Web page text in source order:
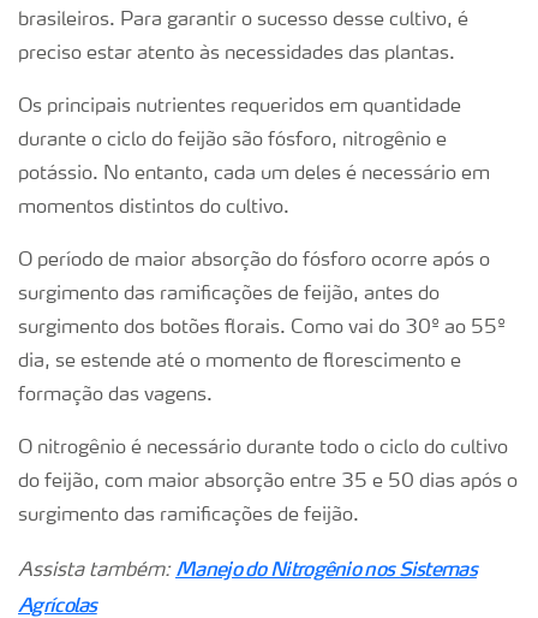
brasileiros. Para garantir o sucesso desse cultivo, é
preciso estar atento às necessidades das plantas.
Os principais nutrientes requeridos em quantidade
durante o ciclo do feijão são fósforo, nitrogênio e
potássio. No entanto, cada um deles é necessário em
momentos distintos do cultivo.
O período de maior absorção do fósforo ocorre após o
surgimento das ramificações de feijão, antes do
surgimento dos botões florais. Como vai do 30º ao 55º
dia, se estende até o momento de florescimento e
formação das vagens.
O nitrogênio é necessário durante todo o ciclo do cultivo
do feijão, com maior absorção entre 35 e 50 dias após o
surgimento das ramificações de feijão.
Assista também: Manejo do Nitrogênio nos Sistemas
Agrícolas